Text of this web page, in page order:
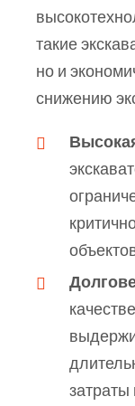
такие
но и
снижению
затраты